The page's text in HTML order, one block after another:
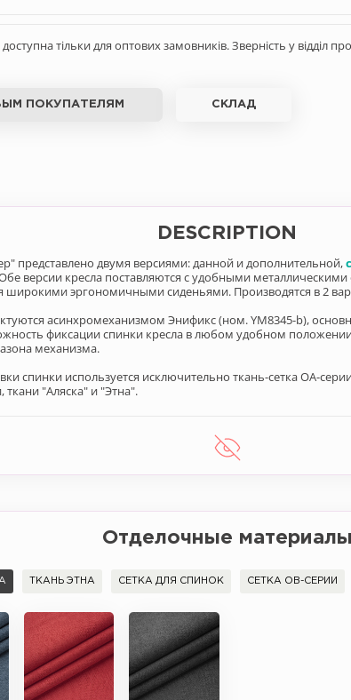
тільки для оптових замовників. Зверність у відділ
ПОКУПАТЕЛЯМ СКЛАД
DESCRIPTION
представлено двумя версиями: данной и дополнительной,
версии кресла поставляются с удобными
широкими эргономичными сиденьями. Производятся в 2
асинхромеханизмом Энификс (ном. YM8345-b),
фиксации спинки кресла в любом удобном
механизма.
спинки используется исключительно ткань-сетка ОА-
ткани "Аляска" и "Этна".
Отделочные материалы
ТКАНЬ ЭТНА СЕТКА ДЛЯ СПИНОК СЕТКА ОВ-СЕРИИ